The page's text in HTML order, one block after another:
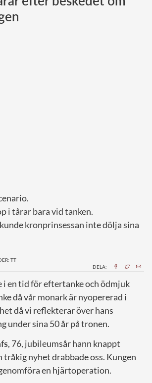
Norska kungahuset
i tårar bara vid tanken.
kronprinsessan inte dölja sina
TT
DELA:
i en tid för eftertanke och ödmjuk
då vår monark är nyopererad i
då vi reflekterar över hans
under sina 50 år på tronen.
, 76, jubileumsår hann knappt
tråkig nyhet drabbade oss. Kungen
en hjärtoperation.